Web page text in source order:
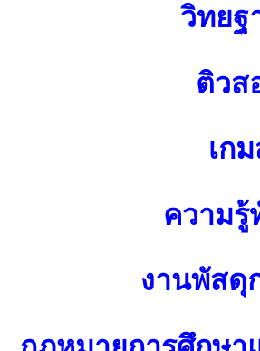
วิทยฐ
ติวส
เก
ความรู้
งานพัสดุ